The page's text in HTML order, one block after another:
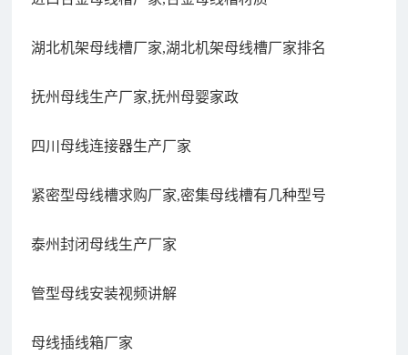
湖北机架母线槽厂家,湖北机架母线槽厂家排名
抚州母线生产厂家,抚州母婴家政
四川母线连接器生产厂家
紧密型母线槽求购厂家,密集母线槽有几种型号
泰州封闭母线生产厂家
管型母线安装视频讲解
母线插线箱厂家